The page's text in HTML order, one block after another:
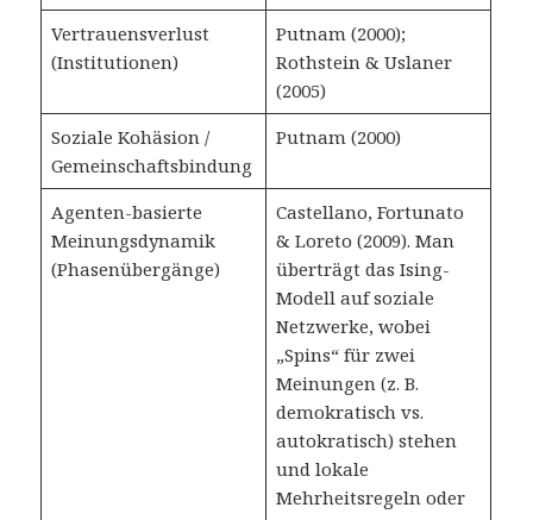
Vertrauensverlust
(Institutionen)
Putnam (2000);
Rothstein & Uslaner
(2005)
Soziale Kohäsion /
Gemeinschaftsbindung
Putnam (2000)
Agenten-basierte
Meinungsdynamik
(Phasenübergänge)
Castellano, Fortunato
& Loreto (2009). Man
überträgt das Ising-
Modell auf soziale
Netzwerke, wobei
„Spins“ für zwei
Meinungen (z. B.
demokratisch vs.
autokratisch) stehen
und lokale
Mehrheitsregeln oder